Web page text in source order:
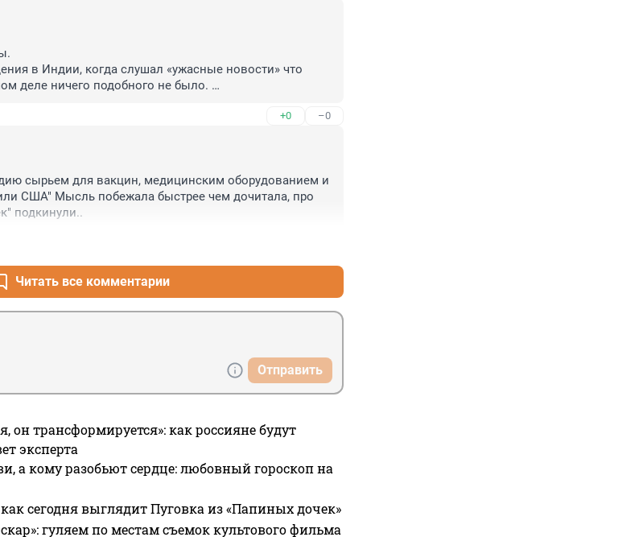
в Индии, когда слушал «ужасные новости» что
деле ничего подобного не было.
+0 –0
сырьем для вакцин, медицинским оборудованием и
США" Мысль побежала быстрее чем дочитала, про
подкинули..
Читать все комментарии
Отправить
он трансформируется»: как россияне будут
эксперта
а кому разобьют сердце: любовный гороскоп на
сегодня выглядит Пуговка из «Папиных дочек»
гуляем по местам съемок культового фильма